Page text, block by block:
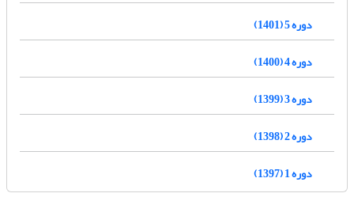
دوره 5 (1401)
دوره 4 (1400)
دوره 3 (1399)
دوره 2 (1398)
دوره 1 (1397)